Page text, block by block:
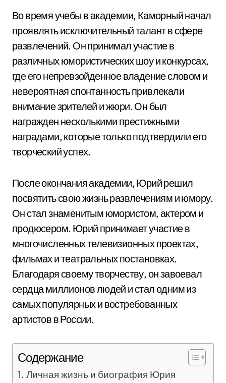
Во время учебы в академии, Каморный начал
проявлять исключительный талант в сфере
развлечений. Он принимал участие в
различных юмористических шоу и конкурсах,
где его непревзойденное владение словом и
невероятная спонтанность привлекали
внимание зрителей и жюри. Он был
награжден несколькими престижными
наградами, которые только подтвердили его
творческий успех.
После окончания академии, Юрий решил
посвятить свою жизнь развлечениям и юмору.
Он стал знаменитым юмористом, актером и
продюсером. Юрий принимает участие в
многочисленных телевизионных проектах,
фильмах и театральных постановках.
Благодаря своему творчеству, он завоевал
сердца миллионов людей и стал одним из
самых популярных и востребованных
артистов в России.
Содержание
Личная жизнь и биография Юрия